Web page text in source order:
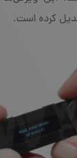
کرده است.